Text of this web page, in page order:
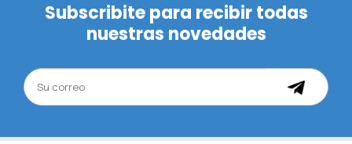
Subscribite para recibir todas
nuestras novedades